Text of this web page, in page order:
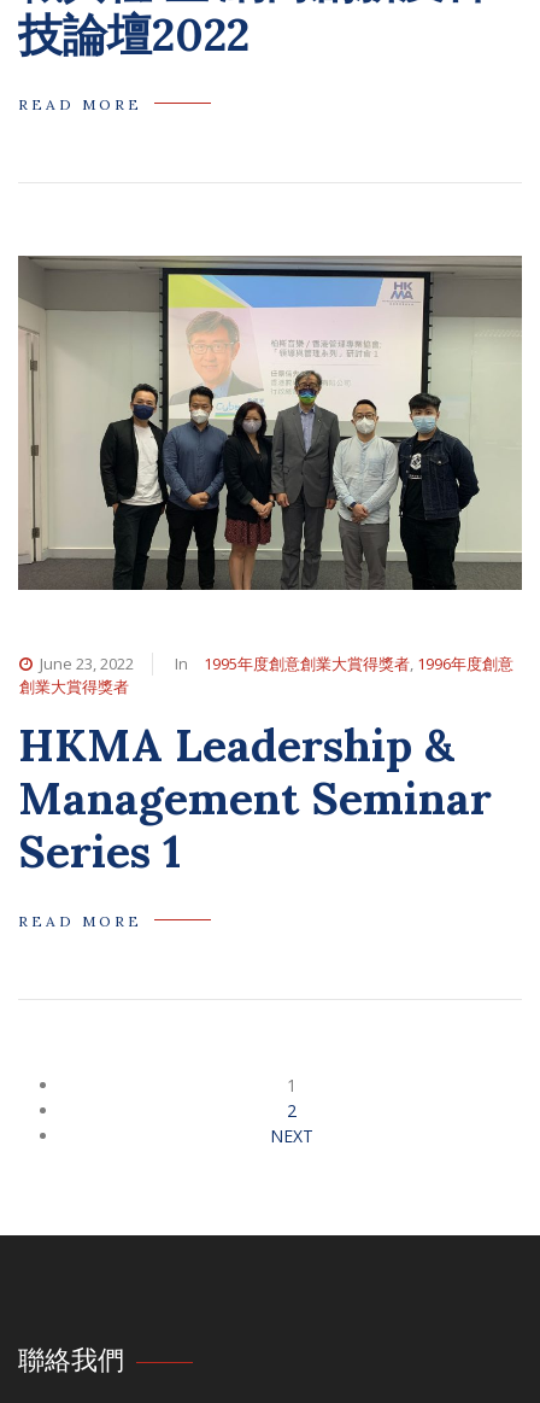
技論壇2022
READ MORE
June 23, 2022 In 1995年度創意創業大賞得獎者, 1996年度創意
創業大賞得獎者
HKMA Leadership &
Management Seminar
Series 1
READ MORE
1
2
NEXT
聯絡我們